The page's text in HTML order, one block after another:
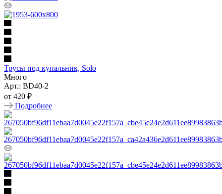
Трусы под купальник, Solo
Много
Арт.: BD40-2
от 420 ₽
Подробнее